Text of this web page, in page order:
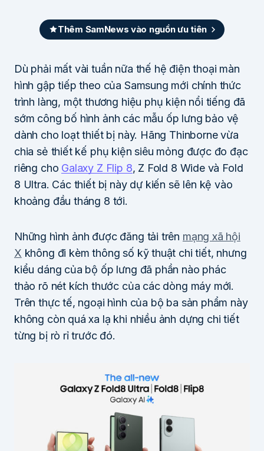
Thêm SamNews vào nguồn ưu tiên
Dù phải mất vài tuần nữa thế hệ điện thoại màn
hình gập tiếp theo của Samsung mới chính thức
trình làng, một thương hiệu phụ kiện nổi tiếng đã
sớm công bố hình ảnh các mẫu ốp lưng bảo vệ
dành cho loạt thiết bị này. Hãng Thinborne vừa
chia sẻ thiết kế phụ kiện siêu mỏng được đo đạc
riêng cho Galaxy Z Flip 8, Z Fold 8 Wide và Fold
8 Ultra. Các thiết bị này dự kiến sẽ lên kệ vào
khoảng đầu tháng 8 tới.
Những hình ảnh được đăng tải trên mạng xã hội
X không đi kèm thông số kỹ thuật chi tiết, nhưng
kiểu dáng của bộ ốp lưng đã phần nào phác
thảo rõ nét kích thước của các dòng máy mới.
Trên thực tế, ngoại hình của bộ ba sản phẩm này
không còn quá xa lạ khi nhiều ảnh dựng chi tiết
từng bị rò rỉ trước đó.